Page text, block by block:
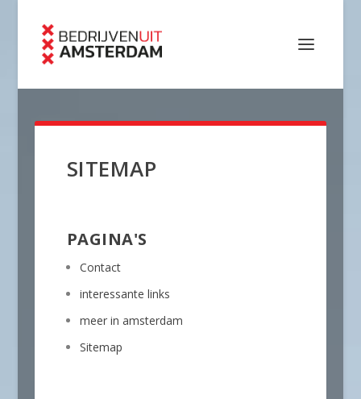
SITEMAP
PAGINA'S
Contact
interessante links
meer in amsterdam
Sitemap